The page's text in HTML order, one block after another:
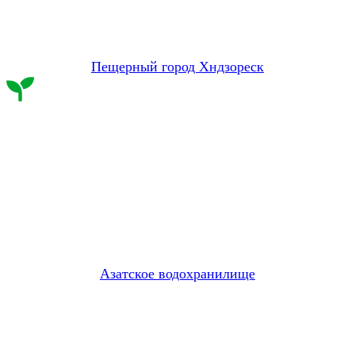
Пещерный город Хндзореск
Азатское водохранилище